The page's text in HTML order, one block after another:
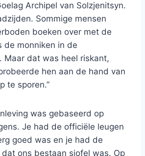
Archipel van Solzjenitsyn.
Sommige mensen
boeken over met de
de monniken in de
Maar dat was heel riskant,
hen aan de hand van
te sporen.”
was gebaseerd op
Je had de officiële leugen
goed was en je had de
ons bestaan sjofel was. Op